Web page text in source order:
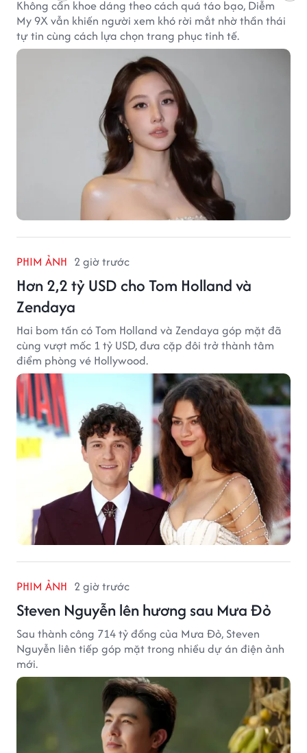
Không cần khoe dáng theo cách quá táo bạo, Diễm
My 9X vẫn khiến người xem khó rời mắt nhờ thần thái
tự tin cùng cách lựa chọn trang phục tinh tế.
PHIM ẢNH 2 giờ trước
Hơn 2,2 tỷ USD cho Tom Holland và
Zendaya
Hai bom tấn có Tom Holland và Zendaya góp mặt đã
cùng vượt mốc 1 tỷ USD, đưa cặp đôi trở thành tâm
điểm phòng vé Hollywood.
PHIM ẢNH 2 giờ trước
Steven Nguyễn lên hương sau Mưa Đỏ
Sau thành công 714 tỷ đồng của Mưa Đỏ, Steven
Nguyễn liên tiếp góp mặt trong nhiều dự án điện ảnh
mới.